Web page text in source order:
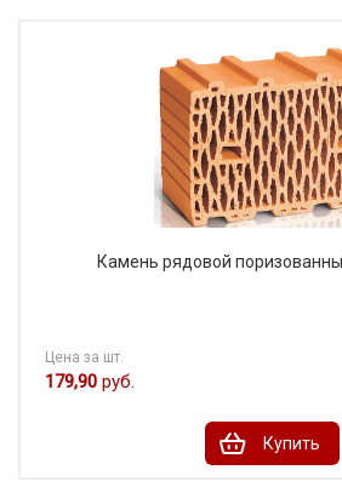
Камень рядовой
Цена за шт.
179,90 руб.
Купить